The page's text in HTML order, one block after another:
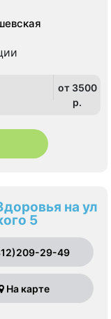
от 3500
p.
на ул
5
29-49
На карте